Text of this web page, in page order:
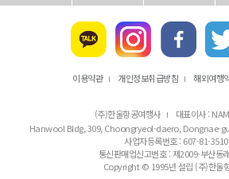
이용약관 l 개인정보취급방침 l 해외여행
(주)한울항공여행사 l
대표이사 :
Hanwool Bldg, 309, Choongryeol-daero, Dongnae-
사업자등록번호 : 607-81-
통신판매업신고번호 : 제2009-부산동
Copyright © 1995년 설립 (주)한울